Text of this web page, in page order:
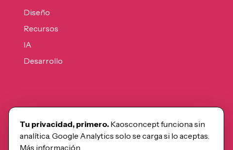
Diseño
Recursos
IA
Desarrollo
Tu privacidad, primero. Kaosconcept funciona sin
analítica. Google Analytics solo se carga si lo aceptas.
Más información